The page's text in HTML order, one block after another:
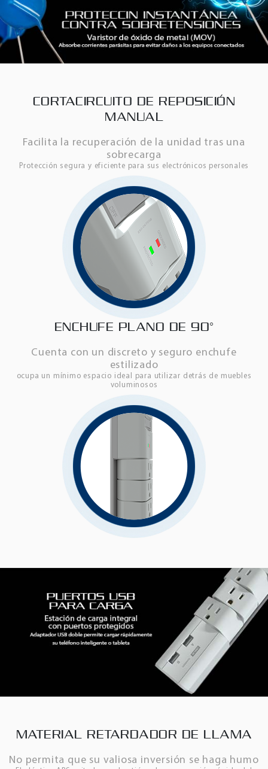
CORTACIRCUITO DE REPOSICIÓN
MANUAL
Facilita la recuperación de la unidad tras una
sobrecarga
Protección segura y eficiente para sus electrónicos personales
ENCHUFE PLANO DE 90°
Cuenta con un discreto y seguro enchufe
estilizado
ocupa un mínimo espacio ideal para utilizar detrás de muebles
voluminosos
MATERIAL RETARDADOR DE LLAMA
No permita que su valiosa inversión se haga humo